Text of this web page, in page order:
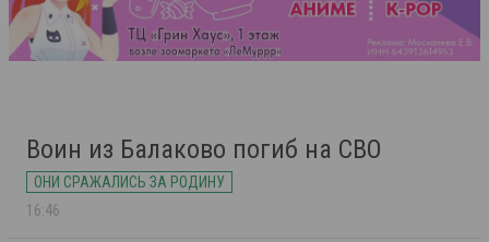
Воин из Балаково погиб на СВО
ОНИ СРАЖАЛИСЬ ЗА РОДИНУ
16:46